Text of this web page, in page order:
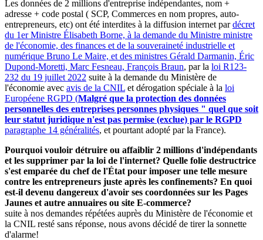
Les données de 2 millions d'entreprise indépendantes, nom +
adresse + code postal ( SCP, Commerces en nom propres, auto-
entrepreneurs, etc) ont été interdites à la diffusion internet pardécret
du 1er Ministre Élisabeth Borne, à la demande du Ministre ministre
de l'économie, des finances et de la souveraineté industrielle et
numérique Bruno Le Maire, et des ministres Gérald Darmanin, Éric
Dupond-Moretti, Marc Fesneau, François Braun, par la loi R123-
232 du 19 juillet 2022 suite à la demande du Ministère de
l'économie avec avis de la CNIL et dérogation spéciale à la loi
Européene RGPD (Malgré que la protection des données
personnelles des entreprises personnes physiques " quel que soit
leur statut juridique n'est pas permise (exclue) par le RGPD
paragraphe 14 généralités, et pourtant adopté par la France).
Pourquoi vouloir détruire ou affaiblir 2 millions d'indépendants
et les supprimer par la loi de l'internet? Quelle folie destructrice
s'est emparée du chef de l'État pour imposer une telle mesure
contre les entrepreneurs juste après les confinements? En quoi
est-il devenu dangereux d'avoir ses coordonnées sur les Pages
Jaunes et autre annuaires ou site E-commerce?
suite à nos demandes répétées auprès du Ministère de l'économie et
la CNIL resté sans réponse, nous avons décidé de tirer la sonnette
d'alarme!